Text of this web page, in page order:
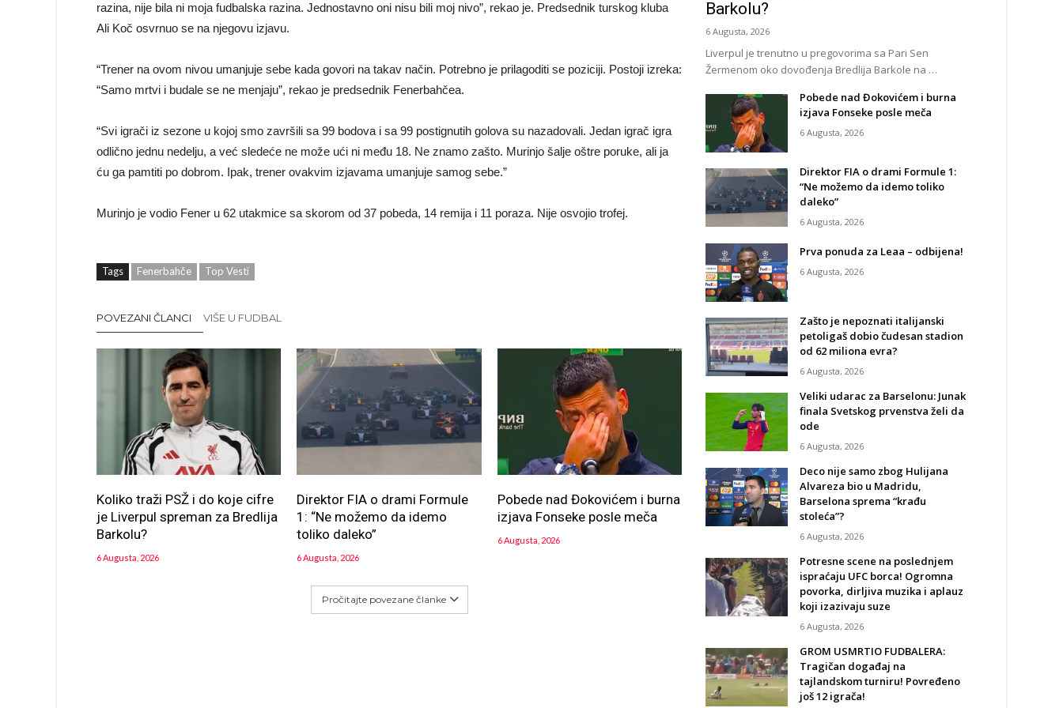
razina, nije bila ni moja fudbalska razina. Jednostavno oni nisu bili moj nivo”, rekao je. Predsednik turskog kluba
Ali Koč osvrnuo se na njegovu izjavu.
“Trener na ovom nivou umanjuje sebe kada govori na takav način. Potrebno je prilagoditi se poziciji. Postoji izreka:
“Samo mrtvi i budale se ne menjaju”, rekao je predsednik Fenerbahčea.
“Svi igrači iz sezone u kojoj smo završili sa 99 bodova i sa 99 postignutih golova su nazadovali. Jedan igrač igra
odlično jednu nedelju, a već sledeće ne može ući ni među 18. Ne znamo zašto. Murinjo šalje oštre poruke, ali ja
ću ga pamtiti po dobrom. Ipak, trener ovakvim izjavama umanjuje samog sebe.”
Murinjo je vodio Fener u 62 utakmice sa skorom od 37 pobeda, 14 remija i 11 poraza. Nije osvojio trofej.
Tags Fenerbahče Top Vesti
POVEZANI ČLANCI VIŠE U FUDBAL
Koliko traži PSŽ i do koje cifre
je Liverpul spreman za Bredlija
Barkolu?
6 Augusta, 2026
Direktor FIA o drami Formule
1: “Ne možemo da idemo
toliko daleko”
6 Augusta, 2026
Pobede nad Đokovićem i burna
izjava Fonseke posle meča
6 Augusta, 2026
Pročitajte povezane članke
Barkolu?
6 Augusta, 2026
Liverpul je trenutno u pregovorima sa Pari Sen
Žermenom oko dovođenja Bredlija Barkole na …
Pobede nad Đokovićem i burna
izjava Fonseke posle meča
6 Augusta, 2026
Direktor FIA o drami Formule 1:
“Ne možemo da idemo toliko
daleko”
6 Augusta, 2026
Prva ponuda za Leaa – odbijena!
6 Augusta, 2026
Zašto je nepoznati italijanski
petoligaš dobio čudesan stadion
od 62 miliona evra?
6 Augusta, 2026
Veliki udarac za Barselonu: Junak
finala Svetskog prvenstva želi da
ode
6 Augusta, 2026
Deco nije samo zbog Hulijana
Alvareza bio u Madridu,
Barselona sprema “krađu
stoleća”?
6 Augusta, 2026
Potresne scene na poslednjem
ispraćaju UFC borca! Ogromna
povorka, dirljiva muzika i aplauz
koji izazivaju suze
6 Augusta, 2026
GROM USMRTIO FUDBALERA:
Tragičan događaj na
tajlandskom turniru! Povređeno
još 12 igrača!